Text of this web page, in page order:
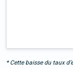
* Cette baisse du taux